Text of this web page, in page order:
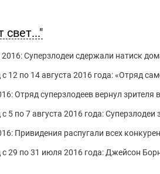
2016: Суперзлодеи сдержали натиск
12 по 14 августа 2016 года: «Отряд
Отряд суперзлодеев вернул зрителя
по 7 августа 2016 года: Суперзлодеи
Привидения распугали всех
29 по 31 июля 2016 года: Джейсон